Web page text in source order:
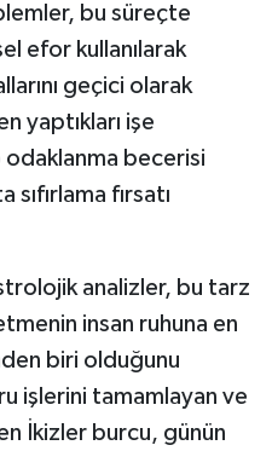
bu süreçte
efor kullanılarak
geçici olarak
yaptıkları işe
becerisi
fırsatı
analizler, bu tarz
insan ruhuna en
biri olduğunu
işlerini tamamlayan ve
İkizler burcu, günün